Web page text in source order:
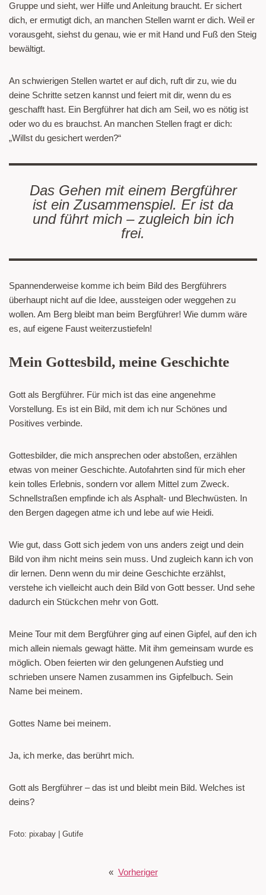
Gruppe und sieht, wer Hilfe und Anleitung braucht. Er sichert
dich, er ermutigt dich, an manchen Stellen warnt er dich. Weil er
vorausgeht, siehst du genau, wie er mit Hand und Fuß den Steig
bewältigt.
An schwierigen Stellen wartet er auf dich, ruft dir zu, wie du
deine Schritte setzen kannst und feiert mit dir, wenn du es
geschafft hast. Ein Bergführer hat dich am Seil, wo es nötig ist
oder wo du es brauchst. An manchen Stellen fragt er dich:
„Willst du gesichert werden?“
Das Gehen mit einem Bergführer
ist ein Zusammenspiel. Er ist da
und führt mich – zugleich bin ich
frei.
Spannenderweise komme ich beim Bild des Bergführers
überhaupt nicht auf die Idee, aussteigen oder weggehen zu
wollen. Am Berg bleibt man beim Bergführer! Wie dumm wäre
es, auf eigene Faust weiterzustiefeln!
Mein Gottesbild, meine Geschichte
Gott als Bergführer. Für mich ist das eine angenehme
Vorstellung. Es ist ein Bild, mit dem ich nur Schönes und
Positives verbinde.
Gottesbilder, die mich ansprechen oder abstoßen, erzählen
etwas von meiner Geschichte. Autofahrten sind für mich eher
kein tolles Erlebnis, sondern vor allem Mittel zum Zweck.
Schnellstraßen empfinde ich als Asphalt- und Blechwüsten. In
den Bergen dagegen atme ich und lebe auf wie Heidi.
Wie gut, dass Gott sich jedem von uns anders zeigt und dein
Bild von ihm nicht meins sein muss. Und zugleich kann ich von
dir lernen. Denn wenn du mir deine Geschichte erzählst,
verstehe ich vielleicht auch dein Bild von Gott besser. Und sehe
dadurch ein Stückchen mehr von Gott.
Meine Tour mit dem Bergführer ging auf einen Gipfel, auf den ich
mich allein niemals gewagt hätte. Mit ihm gemeinsam wurde es
möglich. Oben feierten wir den gelungenen Aufstieg und
schrieben unsere Namen zusammen ins Gipfelbuch. Sein
Name bei meinem.
Gottes Name bei meinem.
Ja, ich merke, das berührt mich.
Gott als Bergführer – das ist und bleibt mein Bild. Welches ist
deins?
Foto: pixabay | Gutife
« Vorheriger